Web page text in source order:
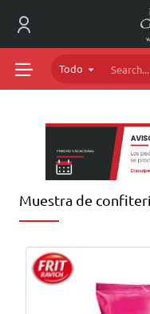
dMIX
Online
Todo
Search...
Muestra de